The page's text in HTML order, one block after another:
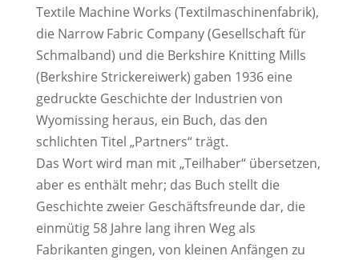
Textile Machine Works (Textilmaschinenfabrik),
die Narrow Fabric Company (Gesellschaft für
Schmalband) und die Berkshire Knitting Mills
(Berkshire Strickereiwerk) gaben 1936 eine
gedruckte Geschichte der Industrien von
Wyomissing heraus, ein Buch, das den
schlichten Titel „Partners“ trägt.
Das Wort wird man mit „Teilhaber“ übersetzen,
aber es enthält mehr; das Buch stellt die
Geschichte zweier Geschäftsfreunde dar, die
einmütig 58 Jahre lang ihren Weg als
Fabrikanten gingen, von kleinen Anfängen zu